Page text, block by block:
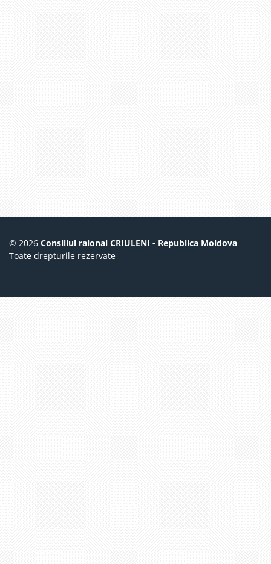
© 2026 Consiliul raional CRIULENI - Republica Moldova
Toate drepturile rezervate